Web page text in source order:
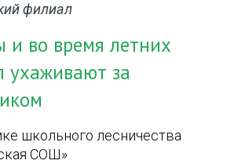
филиал
во время летних
ухаживают за
школьного лесничества
СОШ»